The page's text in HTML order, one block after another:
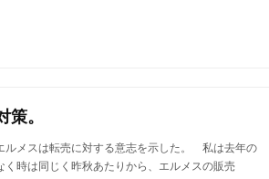
。
メスは転売に対する意志を示した。 私は去年の
時は同じく昨秋あたりから、エルメスの販売